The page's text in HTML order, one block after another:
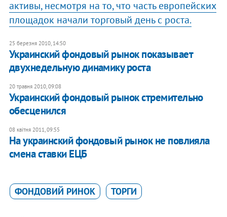
активы, несмотря на то, что часть европейских
площадок начали торговый день с роста.
25 березня 2010, 14:50
Украинский фондовый рынок показывает
двухнедельную динамику роста
20 травня 2010, 09:08
Украинский фондовый рынок стремительно
обесценился
08 квітня 2011, 09:55
На украинский фондовый рынок не повлияла
смена ставки ЕЦБ
ФОНДОВИЙ РИНОК ТОРГИ